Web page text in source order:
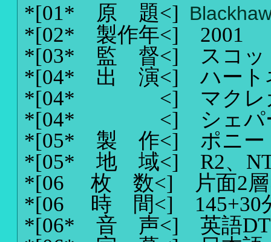
*[01* 原 題<]
*[02* 製作年<] 2001
*[03* 監 督<]
スコ
*[04* 出 演<]ハート
*[04* <] マク
*[04* <]
シェ
*[05* 製 作<] ポニー
*[05* 地 域<] R2、
*[06 枚 数<]
片面2
*[06 時 間<] 145+30
*[06* 音 声<]英語